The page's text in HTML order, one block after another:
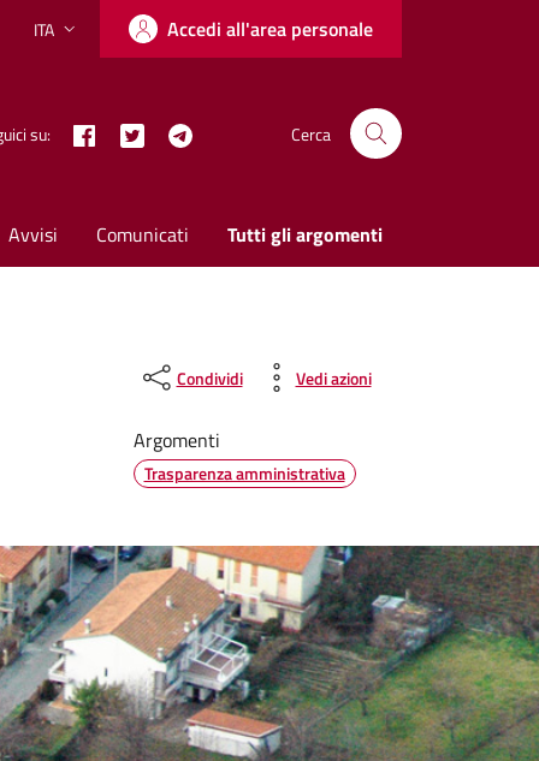
Lingua attiva:
ITA Accedi all'area personale
su: FacebookTwitter X Cerca
Avvisi Comunicati Tutti gli argomenti
Condividi Vedi azioni
Argomenti
Trasparenza amministrativa